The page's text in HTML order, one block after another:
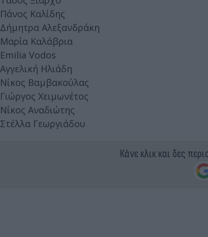
Πάνος Καλίδης
Δήμητρα Αλεξανδράκη
Μαρία Καλάβρια
Emilia Vodos
Αγγελική Ηλιάδη
Νίκος Βαμβακούλας
Γιώργος Χειμωνέτος
Νίκος Αναδιώτης
Στέλλα Γεωργιάδου
Κάνε κλικ και δες